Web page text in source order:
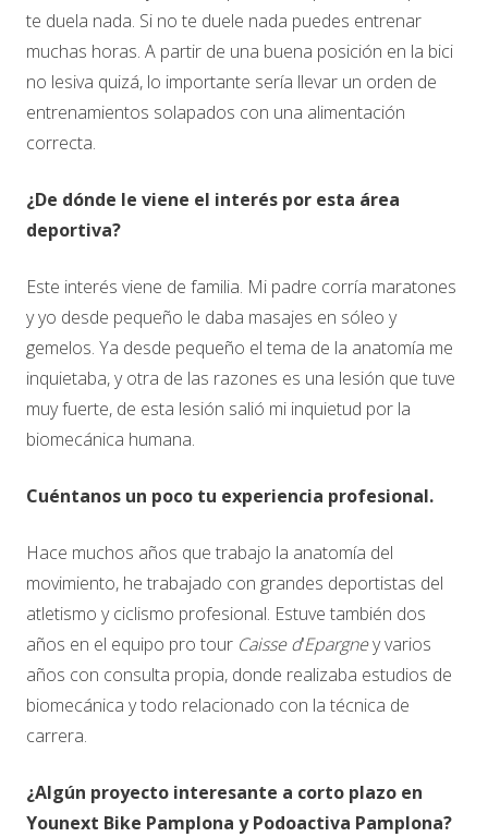
te duela nada. Si no te duele nada puedes entrenar
muchas horas. A partir de una buena posición en la bici
no lesiva quizá, lo importante sería llevar un orden de
entrenamientos solapados con una alimentación
correcta.
¿De dónde le viene el interés por esta área
deportiva?
Este interés viene de familia. Mi padre corría maratones
y yo desde pequeño le daba masajes en sóleo y
gemelos. Ya desde pequeño el tema de la anatomía me
inquietaba, y otra de las razones es una lesión que tuve
muy fuerte, de esta lesión salió mi inquietud por la
biomecánica humana.
Cuéntanos un poco tu experiencia profesional.
Hace muchos años que trabajo la anatomía del
movimiento, he trabajado con grandes deportistas del
atletismo y ciclismo profesional. Estuve también dos
años en el equipo pro tour Caisse d‘Epargney varios
años con consulta propia, donde realizaba estudios de
biomecánica y todo relacionado con la técnica de
carrera.
¿Algún proyecto interesante a corto plazo en
Younext Bike Pamplona y Podoactiva Pamplona?